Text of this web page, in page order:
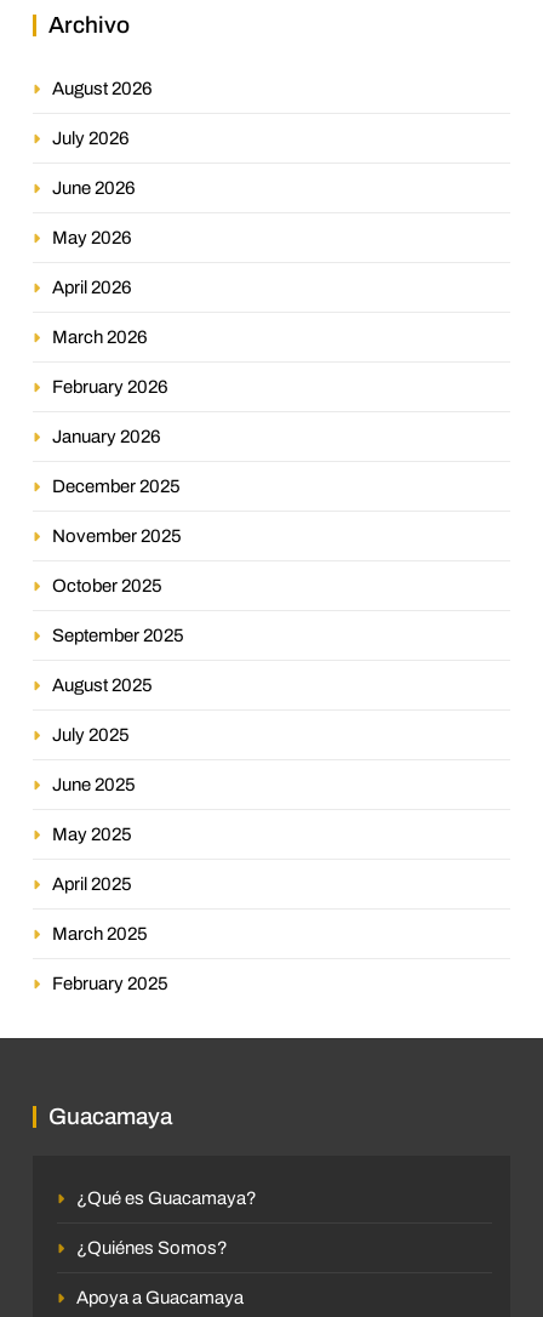
Archivo
August 2026
July 2026
June 2026
May 2026
April 2026
March 2026
February 2026
January 2026
December 2025
November 2025
October 2025
September 2025
August 2025
July 2025
June 2025
May 2025
April 2025
March 2025
February 2025
Guacamaya
¿Qué es Guacamaya?
¿Quiénes Somos?
Apoya a Guacamaya